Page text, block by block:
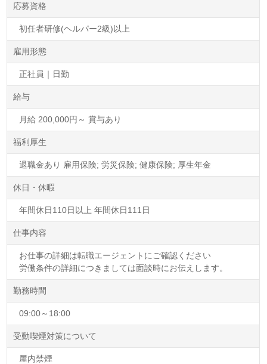
応募資格
初任者研修(ヘルパー2級)以上
雇用形態
正社員｜日勤
給与
月給 200,000円～ 賞与あり
福利厚生
退職金あり 雇用保険; 労災保険; 健康保険; 厚生年金
休日・休暇
年間休日110日以上 年間休日111日
仕事内容
お仕事の詳細は転職エージェントにご確認ください
労働条件の詳細につきましては面談時にお伝えします。
勤務時間
09:00～18:00
受動喫煙対策について
屋内禁煙